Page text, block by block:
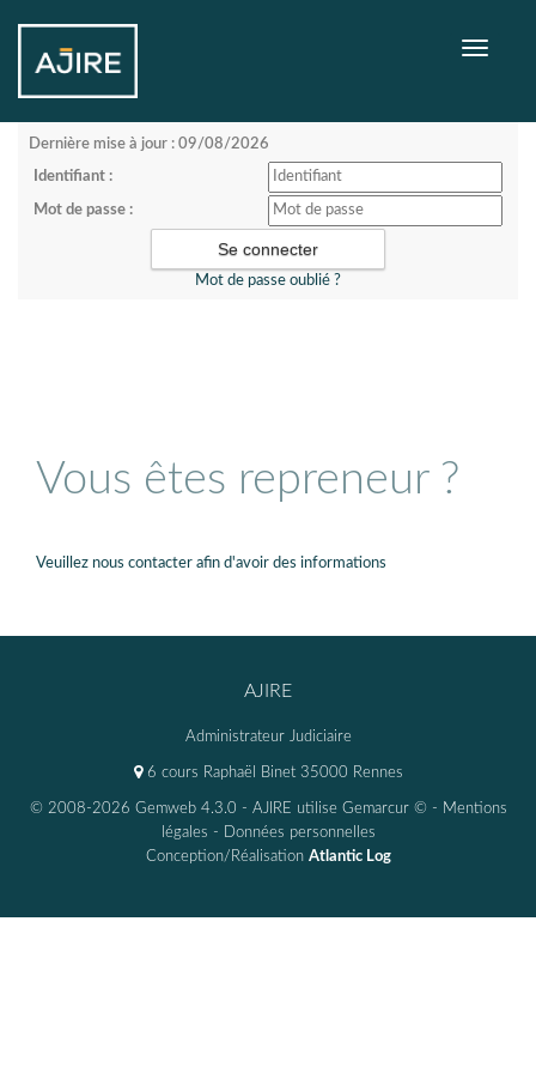
Toggle
Dernière mise à jour : 09/08/2026
Identifiant :
Mot de passe :
Mot de passe oublié ?
Vous êtes repreneur ?
Veuillez nous contacter afin d'avoir des informations
AJIRE
Administrateur Judiciaire
6 cours Raphaël Binet 35000 Rennes
© 2008-2026 Gemweb 4.3.0 - AJIRE utilise Gemarcur © - Mentions
légales - Données personnelles
Conception/Réalisation Atlantic Log